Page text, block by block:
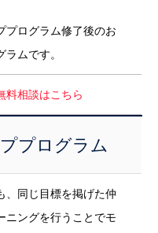
プログラム修了後のお
ムです。
料相談はこちら
プログラム
、同じ目標を掲げた仲
ニングを行うことでモ